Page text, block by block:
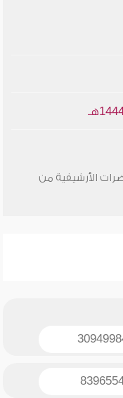
الأرشيفية من